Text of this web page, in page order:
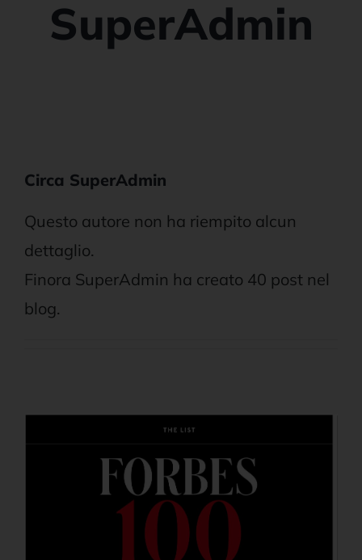
SuperAdmin
Circa SuperAdmin
Questo autore non ha riempito alcun
dettaglio.
Finora SuperAdmin ha creato 40 post nel
blog.